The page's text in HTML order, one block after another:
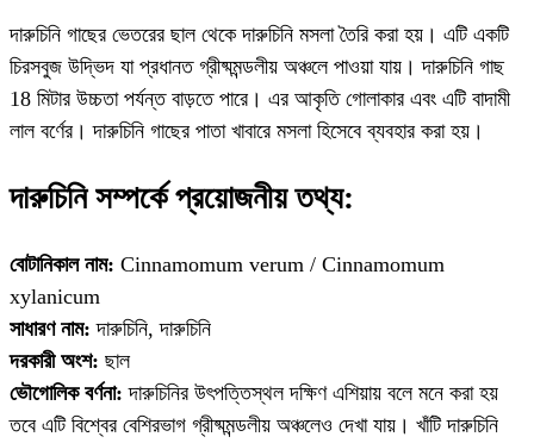
দারুচিনি গাছের ভেতরের ছাল থেকে দারুচিনি মসলা তৈরি করা হয়। এটি একটি
চিরসবুজ উদ্ভিদ যা প্রধানত গ্রীষ্মমন্ডলীয় অঞ্চলে পাওয়া যায়। দারুচিনি গাছ
18 মিটার উচ্চতা পর্যন্ত বাড়তে পারে। এর আকৃতি গোলাকার এবং এটি বাদামী
লাল বর্ণের। দারুচিনি গাছের পাতা খাবারে মসলা হিসেবে ব্যবহার করা হয়।
দারুচিনি সম্পর্কে প্রয়োজনীয় তথ্য:
বোটানিকাল নাম: Cinnamomum verum / Cinnamomum
xylanicum
সাধারণ নাম: দারুচিনি, দারুচিনি
দরকারী অংশ: ছাল
ভৌগোলিক বর্ণনা: দারুচিনির উৎপত্তিস্থল দক্ষিণ এশিয়ায় বলে মনে করা হয়
তবে এটি বিশ্বের বেশিরভাগ গ্রীষ্মমন্ডলীয় অঞ্চলেও দেখা যায়। খাঁটি দারুচিনি